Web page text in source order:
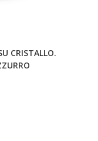
CRISTALLO.